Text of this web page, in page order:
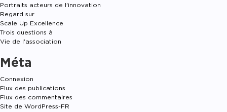
Portraits acteurs de l'innovation
Regard sur
Scale Up Excellence
Trois questions à
Vie de l'association
Méta
Connexion
Flux des publications
Flux des commentaires
Site de WordPress-FR